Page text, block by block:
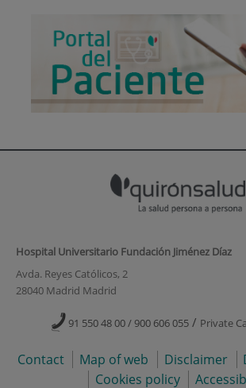
Hospital Universitario Fundación Jiménez Díaz
Avda. Reyes Católicos, 2
28040 Madrid Madrid
91 550 48 00 / 900 606 055 / Private
Contact Map of web Disclaimer
Cookies policy